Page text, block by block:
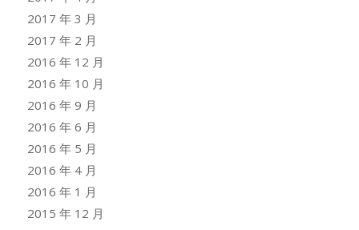
2017 年 3 月
2017 年 2 月
2016 年 12 月
2016 年 10 月
2016 年 9 月
2016 年 6 月
2016 年 5 月
2016 年 4 月
2016 年 1 月
2015 年 12 月